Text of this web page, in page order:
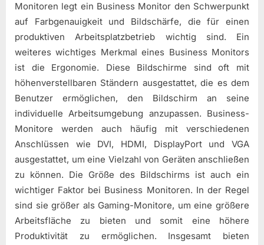
Monitoren legt ein Business Monitor den Schwerpunkt
auf Farbgenauigkeit und Bildschärfe, die für einen
produktiven Arbeitsplatzbetrieb wichtig sind. Ein
weiteres wichtiges Merkmal eines Business Monitors
ist die Ergonomie. Diese Bildschirme sind oft mit
höhenverstellbaren Ständern ausgestattet, die es dem
Benutzer ermöglichen, den Bildschirm an seine
individuelle Arbeitsumgebung anzupassen. Business-
Monitore werden auch häufig mit verschiedenen
Anschlüssen wie DVI, HDMI, DisplayPort und VGA
ausgestattet, um eine Vielzahl von Geräten anschließen
zu können. Die Größe des Bildschirms ist auch ein
wichtiger Faktor bei Business Monitoren. In der Regel
sind sie größer als Gaming-Monitore, um eine größere
Arbeitsfläche zu bieten und somit eine höhere
Produktivität zu ermöglichen. Insgesamt bieten